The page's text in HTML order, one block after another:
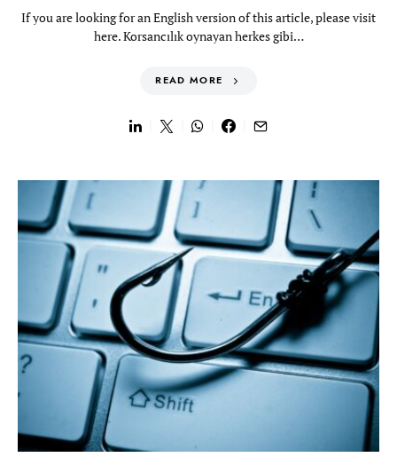
If you are looking for an English version of this article, please visit
here. Korsancılık oynayan herkes gibi…
READ MORE